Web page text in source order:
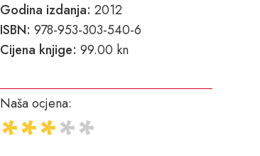
Godina izdanja: 2012
ISBN: 978-953-303-540-6
Cijena knjige: 99.00 kn
Naša ocjena: